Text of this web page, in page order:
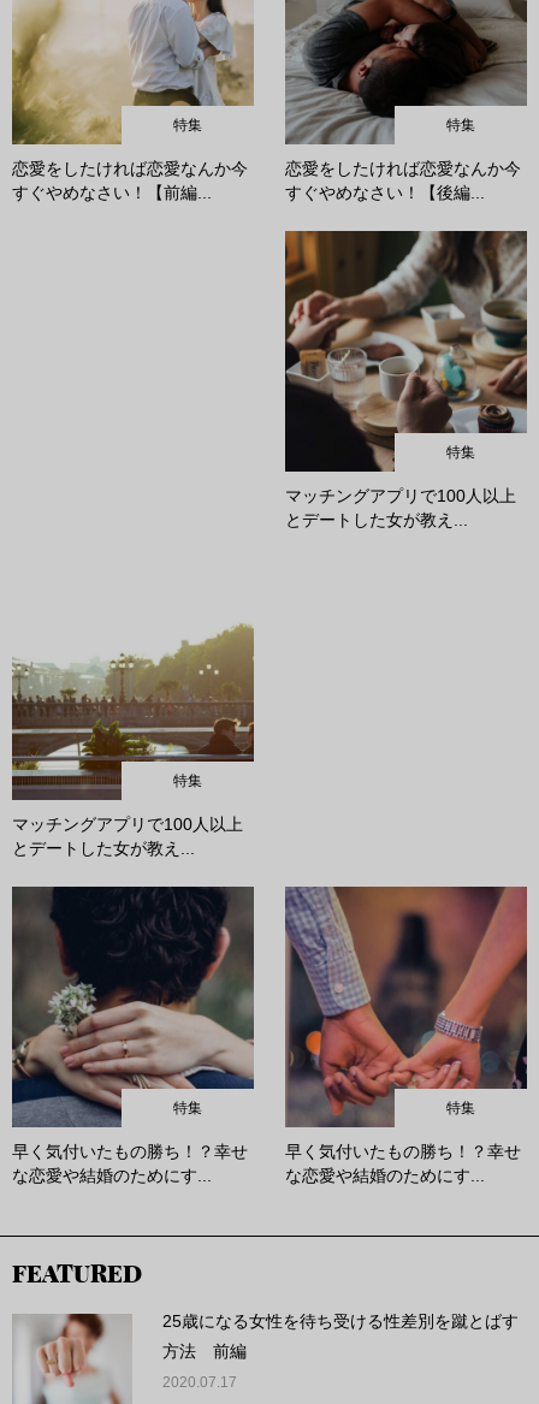
特集
恋愛をしたければ恋愛なんか今
すぐやめなさい！【前編...
特集
恋愛をしたければ恋愛なんか今
すぐやめなさい！【後編...
特集
マッチングアプリで100人以上
とデートした女が教え...
特集
マッチングアプリで100人以上
とデートした女が教え...
特集
早く気付いたもの勝ち！？幸せ
な恋愛や結婚のためにす...
特集
早く気付いたもの勝ち！？幸せ
な恋愛や結婚のためにす...
FEATURED
25歳になる女性を待ち受ける性差別を蹴とばす
方法 前編
2020.07.17